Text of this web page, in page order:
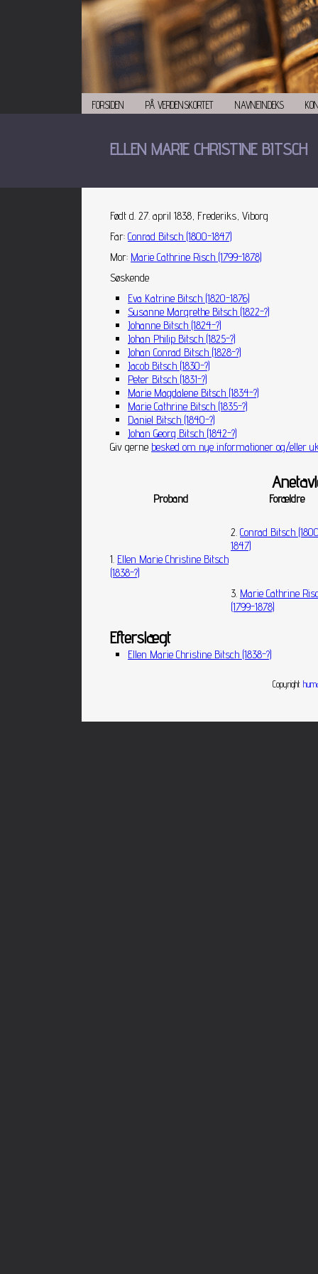
FORSIDEN PÅ VERDENSKORTET NAVNEINDEKS
ELLEN MARIE CHRISTINE BITSCH
Født d. 27. april 1838, Frederiks, Viborg
Far: Conrad Bitsch (1800-1847)
Mor: Marie Cathrine Risch (1799-1878)
Søskende
Eva Katrine Bitsch (1820-1876)
Susanne Margrethe Bitsch (1822-?)
Johanne Bitsch (1824-?)
Johan Philip Bitsch (1825-?)
Johan Conrad Bitsch (1828-?)
Jacob Bitsch (1830-?)
Peter Bitsch (1831-?)
Marie Magdalene Bitsch (1834-?)
Marie Cathrine Bitsch (1835-?)
Daniel Bitsch (1840-?)
Johan Georg Bitsch (1842-?)
Giv gerne besked om nye informationer og/eller
Proband Forældre
1. Ellen Marie Christine Bitsch
(1838-?)
2. Conrad Bitsch
1847)
3. Marie Cathrine
(1799-1878)
Efterslægt
Ellen Marie Christine Bitsch (1838-?)
Copyright